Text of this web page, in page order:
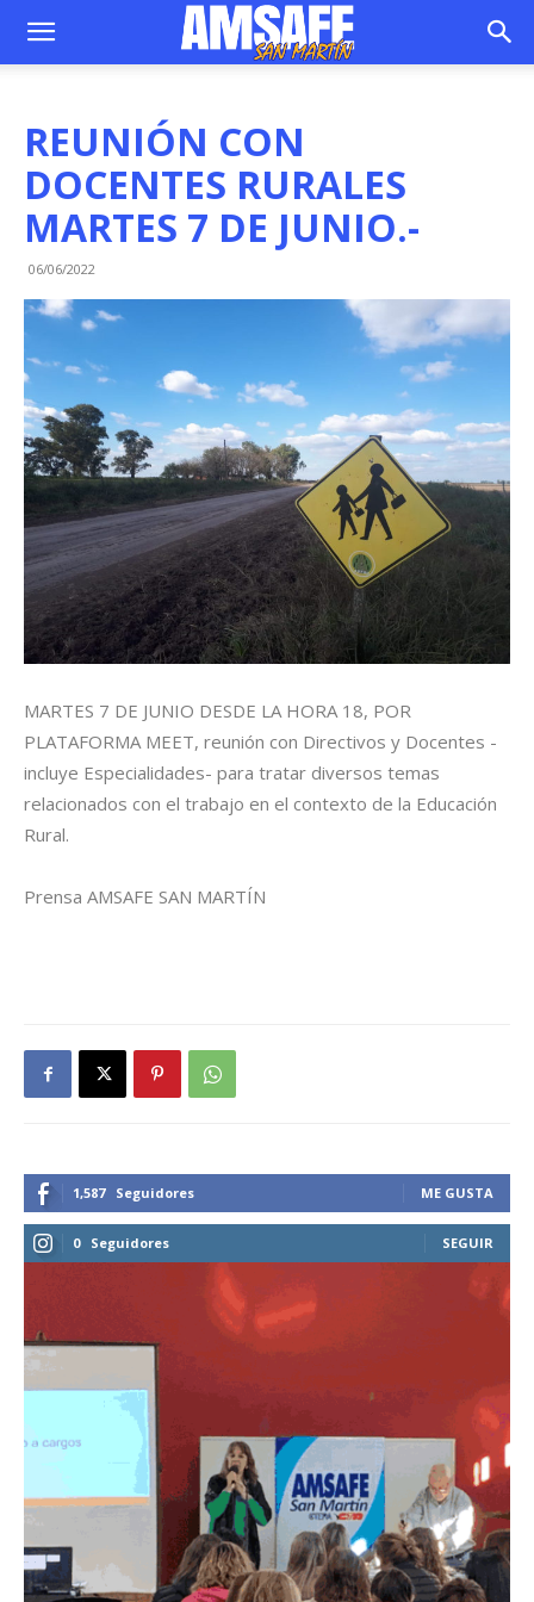
REUNIÓN CON
DOCENTES RURALES
MARTES 7 DE JUNIO.-
06/06/2022
MARTES 7 DE JUNIO DESDE LA HORA 18, POR
PLATAFORMA MEET, reunión con Directivos y Docentes -
incluye Especialidades- para tratar diversos temas
relacionados con el trabajo en el contexto de la Educación
Rural.
Prensa AMSAFE SAN MARTÍN
1,587 Seguidores ME GUSTA
0 Seguidores SEGUIR